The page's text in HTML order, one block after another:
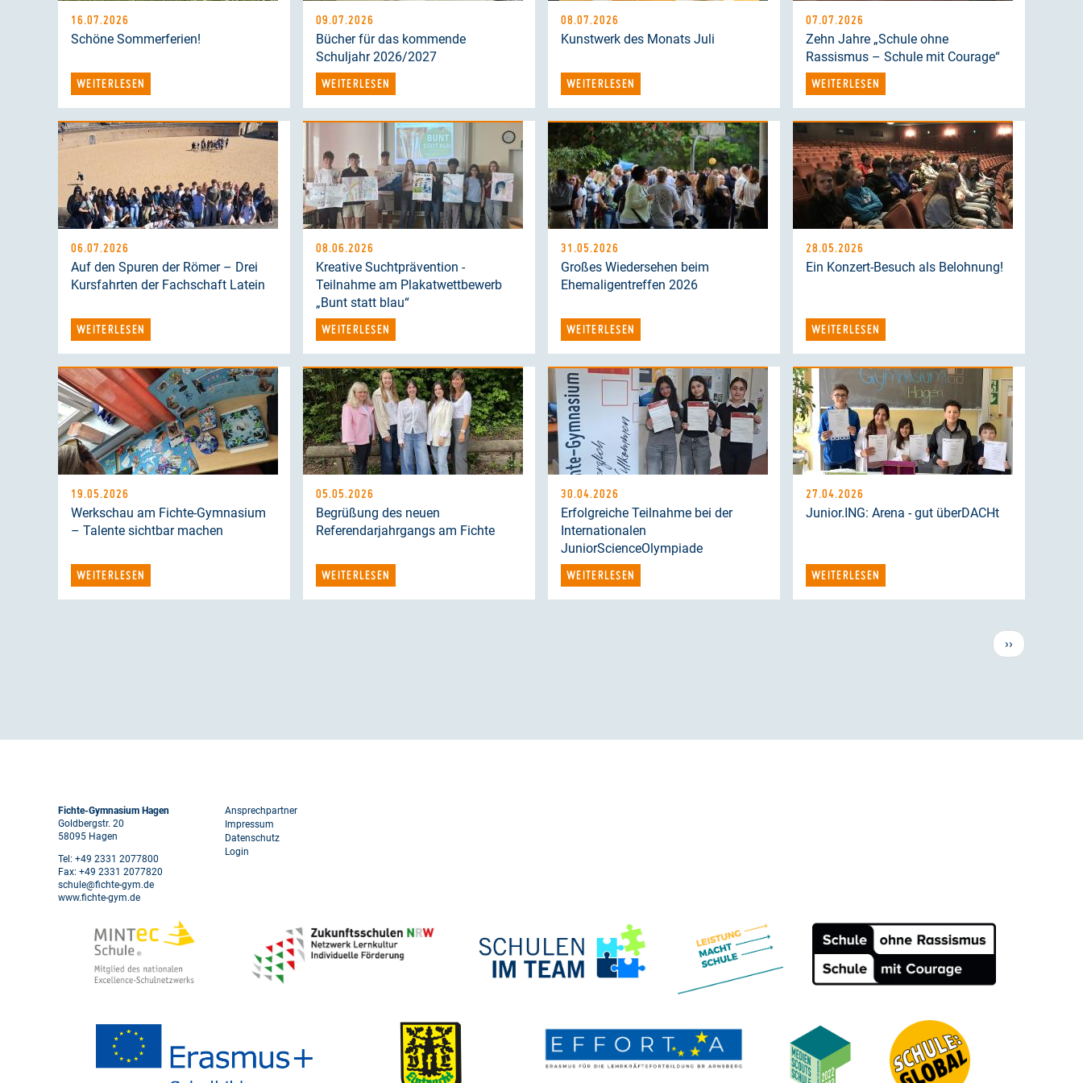
16.07.2026
Schöne Sommerferien!
WEITERLESEN
09.07.2026
Bücher für das kommende
Schuljahr 2026/2027
WEITERLESEN
08.07.2026
Kunstwerk des Monats Juli
WEITERLESEN
07.07.2026
Zehn Jahre „Schule ohne
Rassismus – Schule mit Courage“
WEITERLESEN
06.07.2026
Auf den Spuren der Römer – Drei
Kursfahrten der Fachschaft Latein
WEITERLESEN
08.06.2026
Kreative Suchtprävention -
Teilnahme am Plakatwettbewerb
„Bunt statt blau“
WEITERLESEN
31.05.2026
Großes Wiedersehen beim
Ehemaligentreffen 2026
WEITERLESEN
28.05.2026
Ein Konzert-Besuch als Belohnung!
WEITERLESEN
19.05.2026
Werkschau am Fichte-Gymnasium
– Talente sichtbar machen
WEITERLESEN
05.05.2026
Begrüßung des neuen
Referendarjahrgangs am Fichte
WEITERLESEN
30.04.2026
Erfolgreiche Teilnahme bei der
Internationalen
JuniorScienceOlympiade
WEITERLESEN
27.04.2026
Junior.ING: Arena - gut überDACHt
WEITERLESEN
Nächste
Seite
››
Fichte-Gymnasium Hagen
Goldbergstr. 20
58095 Hagen
Tel: +49 2331 2077800
Fax: +49 2331 2077820
schule@fichte-gym.de
www.fichte-gym.de
Footer
menu
Ansprechpartner
Impressum
Datenschutz
Login